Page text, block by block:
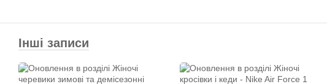
Інші записи